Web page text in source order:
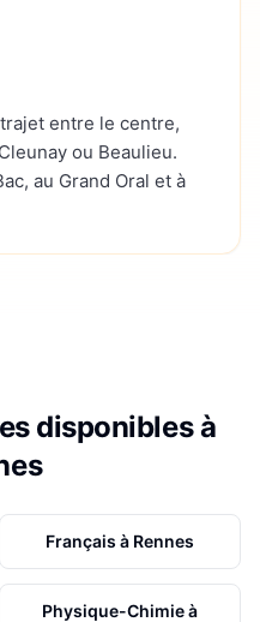
entre le centre,
ou Beaulieu.
au Grand Oral et à
disponibles à
Français à Rennes
Physique-Chimieà